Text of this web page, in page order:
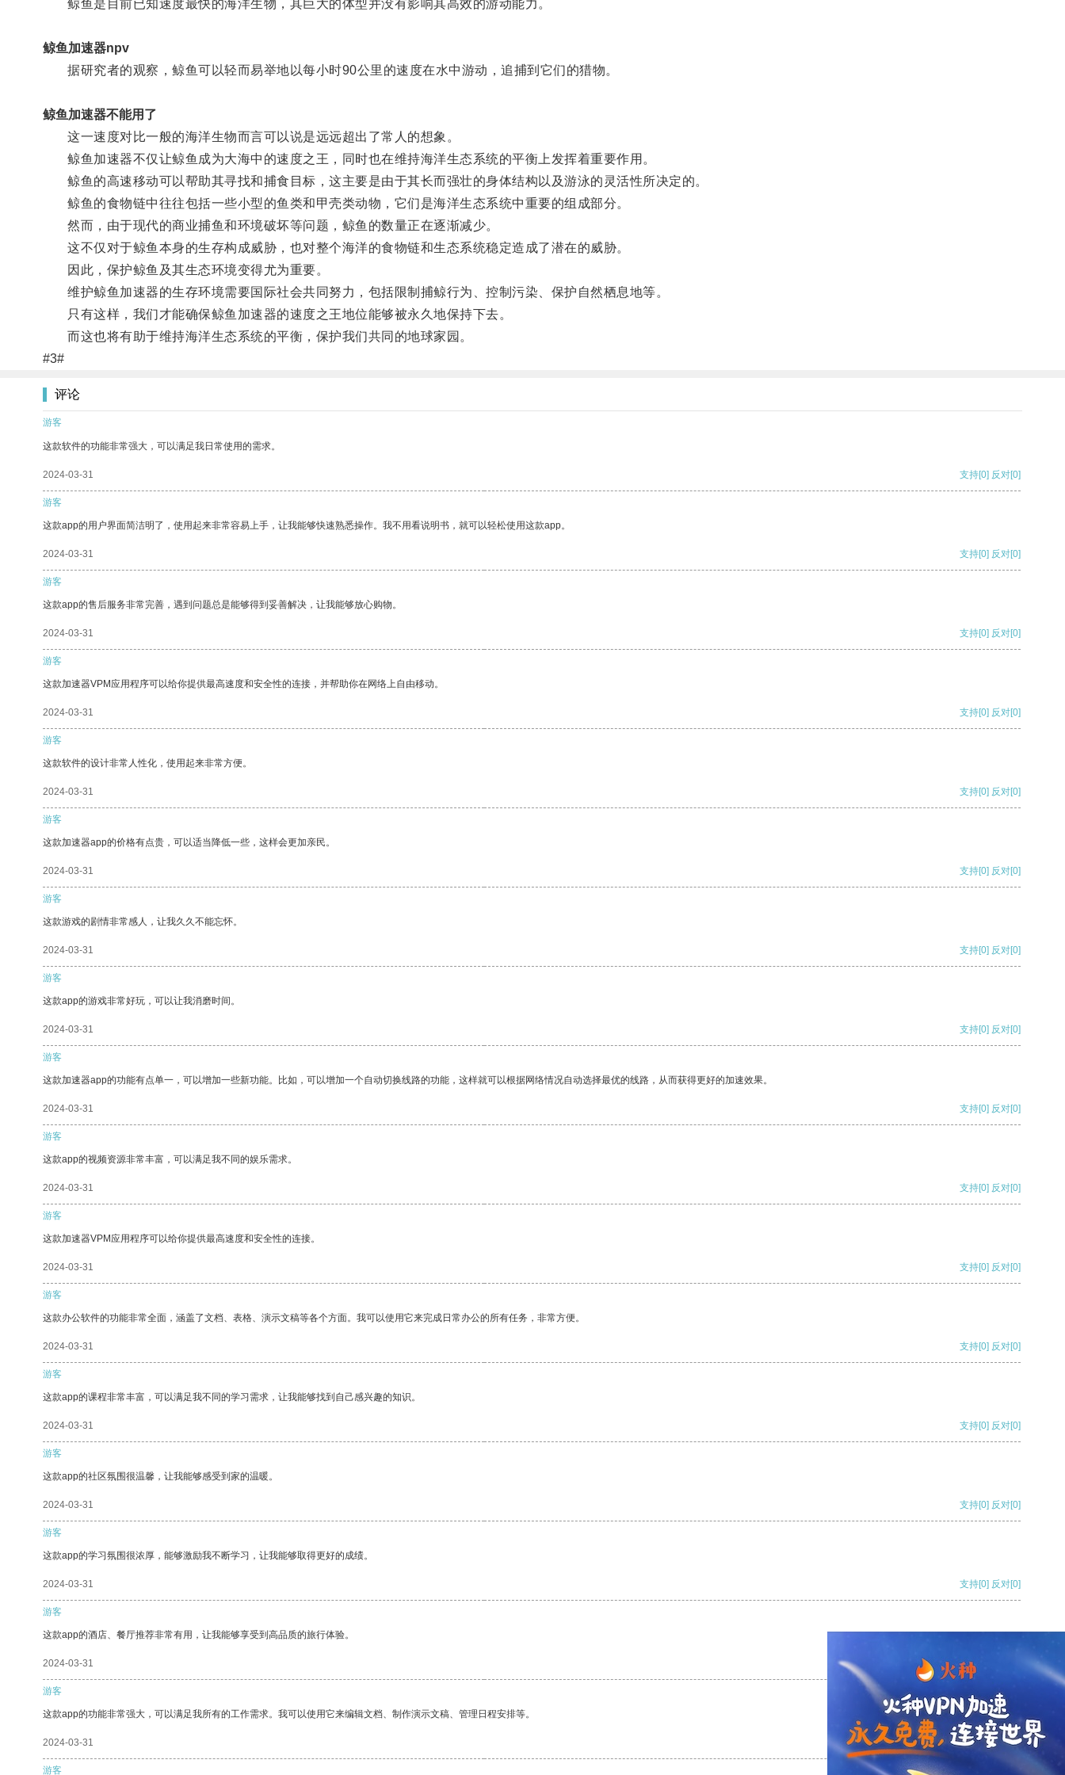
鲸鱼是目前已知速度最快的海洋生物，其巨大的体型并没有影响其高效的游动能力。
鲸鱼加速器npv
据研究者的观察，鲸鱼可以轻而易举地以每小时90公里的速度在水中游动，追捕到它们的猎物。
鲸鱼加速器不能用了
这一速度对比一般的海洋生物而言可以说是远远超出了常人的想象。
鲸鱼加速器不仅让鲸鱼成为大海中的速度之王，同时也在维持海洋生态系统的平衡上发挥着重要作用。
鲸鱼的高速移动可以帮助其寻找和捕食目标，这主要是由于其长而强壮的身体结构以及游泳的灵活性所决定的。
鲸鱼的食物链中往往包括一些小型的鱼类和甲壳类动物，它们是海洋生态系统中重要的组成部分。
然而，由于现代的商业捕鱼和环境破坏等问题，鲸鱼的数量正在逐渐减少。
这不仅对于鲸鱼本身的生存构成威胁，也对整个海洋的食物链和生态系统稳定造成了潜在的威胁。
因此，保护鲸鱼及其生态环境变得尤为重要。
维护鲸鱼加速器的生存环境需要国际社会共同努力，包括限制捕鲸行为、控制污染、保护自然栖息地等。
只有这样，我们才能确保鲸鱼加速器的速度之王地位能够被永久地保持下去。
而这也将有助于维持海洋生态系统的平衡，保护我们共同的地球家园。
#3#
评论
游客
这款软件的功能非常强大，可以满足我日常使用的需求。
2024-03-31 支持[0] 反对[0]
游客
这款app的用户界面简洁明了，使用起来非常容易上手，让我能够快速熟悉操作。我不用看说明书，就可以轻松使用这款app。
2024-03-31 支持[0] 反对[0]
游客
这款app的售后服务非常完善，遇到问题总是能够得到妥善解决，让我能够放心购物。
2024-03-31 支持[0] 反对[0]
游客
这款加速器VPM应用程序可以给你提供最高速度和安全性的连接，并帮助你在网络上自由移动。
2024-03-31 支持[0] 反对[0]
游客
这款软件的设计非常人性化，使用起来非常方便。
2024-03-31 支持[0] 反对[0]
游客
这款加速器app的价格有点贵，可以适当降低一些，这样会更加亲民。
2024-03-31 支持[0] 反对[0]
游客
这款游戏的剧情非常感人，让我久久不能忘怀。
2024-03-31 支持[0] 反对[0]
游客
这款app的游戏非常好玩，可以让我消磨时间。
2024-03-31 支持[0] 反对[0]
游客
这款加速器app的功能有点单一，可以增加一些新功能。比如，可以增加一个自动切换线路的功能，这样就可以根据网络情况自动选择最优的线路，从而获得更好的加速效果。
2024-03-31 支持[0] 反对[0]
游客
这款app的视频资源非常丰富，可以满足我不同的娱乐需求。
2024-03-31 支持[0] 反对[0]
游客
这款加速器VPM应用程序可以给你提供最高速度和安全性的连接。
2024-03-31 支持[0] 反对[0]
游客
这款办公软件的功能非常全面，涵盖了文档、表格、演示文稿等各个方面。我可以使用它来完成日常办公的所有任务，非常方便。
2024-03-31 支持[0] 反对[0]
游客
这款app的课程非常丰富，可以满足我不同的学习需求，让我能够找到自己感兴趣的知识。
2024-03-31 支持[0] 反对[0]
游客
这款app的社区氛围很温馨，让我能够感受到家的温暖。
2024-03-31 支持[0] 反对[0]
游客
这款app的学习氛围很浓厚，能够激励我不断学习，让我能够取得更好的成绩。
2024-03-31 支持[0] 反对[0]
游客
这款app的酒店、餐厅推荐非常有用，让我能够享受到高品质的旅行体验。
2024-03-31 支持
游客
这款app的功能非常强大，可以满足我所有的工作需求。我可以使用它来编辑文档、制作演示文稿、管理日程安排等。
2024-03-31 支持[0] 反对[0]
游客